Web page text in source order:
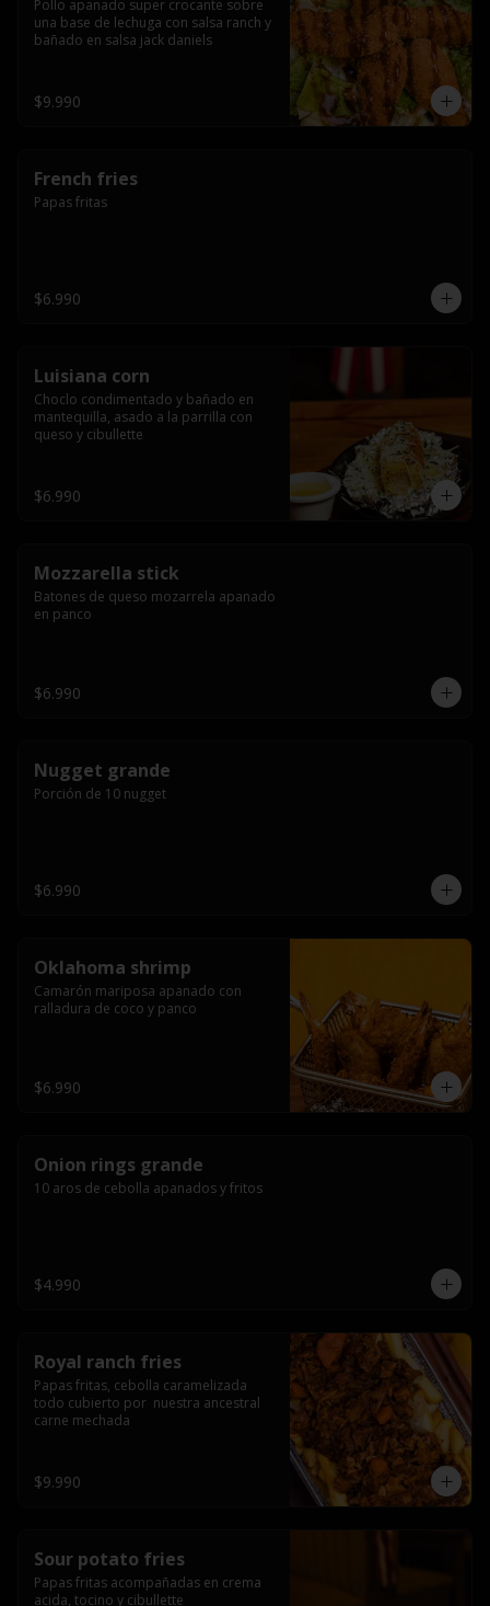
Pollo apanado super crocante sobre
una base de lechuga con salsa ranch y
bañado en salsa jack daniels
$9.990
French fries
Papas fritas
$6.990
Luisiana corn
Choclo condimentado y bañado en
mantequilla, asado a la parrilla con
queso y cibullette
$6.990
Mozzarella stick
Batones de queso mozarrela apanado
en panco
$6.990
Nugget grande
Porción de 10 nugget
$6.990
Oklahoma shrimp
Camarón mariposa apanado con
ralladura de coco y panco
$6.990
Onion rings grande
10 aros de cebolla apanados y fritos
$4.990
Royal ranch fries
Papas fritas, cebolla caramelizada
todo cubierto por  nuestra ancestral
carne mechada
$9.990
Sour potato fries
Papas fritas acompañadas en crema
acida, tocino y cibullette